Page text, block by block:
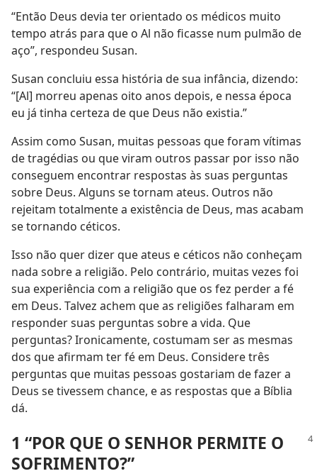
“Então Deus devia ter orientado os médicos muito
tempo atrás para que o Al não ficasse num pulmão de
aço”, respondeu Susan.
Susan concluiu essa história de sua infância, dizendo:
“[Al] morreu apenas oito anos depois, e nessa época
eu já tinha certeza de que Deus não existia.”
Assim como Susan, muitas pessoas que foram vítimas
de tragédias ou que viram outros passar por isso não
conseguem encontrar respostas às suas perguntas
sobre Deus. Alguns se tornam ateus. Outros não
rejeitam totalmente a existência de Deus, mas acabam
se tornando céticos.
Isso não quer dizer que ateus e céticos não conheçam
nada sobre a religião. Pelo contrário, muitas vezes foi
sua experiência com a religião que os fez perder a fé
em Deus. Talvez achem que as religiões falharam em
responder suas perguntas sobre a vida. Que
perguntas? Ironicamente, costumam ser as mesmas
dos que afirmam ter fé em Deus. Considere três
perguntas que muitas pessoas gostariam de fazer a
Deus se tivessem chance, e as respostas que a Bíblia
dá.
1 “POR QUE O SENHOR PERMITE O
SOFRIMENTO?”